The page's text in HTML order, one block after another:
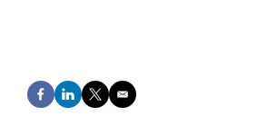
F
a
L
i
T
w
E
m